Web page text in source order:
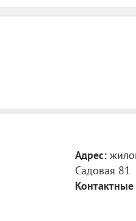
Мы
Адрес:
Садовая 81